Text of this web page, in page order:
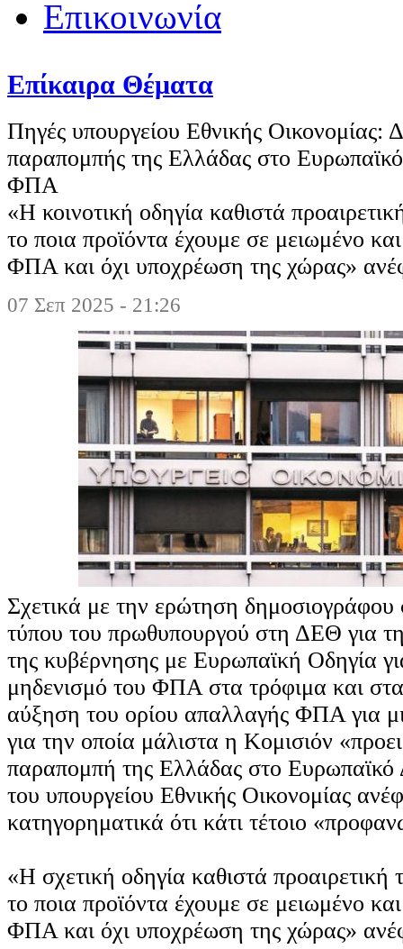
Επικοινωνία
Επίκαιρα Θέματα
Πηγές υπουργείου Εθνικής Οικονομίας:
παραπομπής της Ελλάδας στο Ευρωπαϊκό
ΦΠΑ
«Η κοινοτική οδηγία καθιστά
το ποια προϊόντα έχουμε σε μειωμένο
ΦΠΑ και όχι υποχρέωση της χώρας»
07 Σεπ 2025 - 21:26
Σχετικά με την ερώτηση δημοσιογράφου
τύπου του πρωθυπουργού στη ΔΕΘ για
της κυβέρνησης με Ευρωπαϊκή Οδηγία
μηδενισμό του ΦΠΑ στα τρόφιμα και
αύξηση του ορίου απαλλαγής ΦΠΑ για
για την οποία μάλιστα η Κομισιόν
παραπομπή της Ελλάδας στο Ευρωπαϊκό
του υπουργείου Εθνικής Οικονομίας
κατηγορηματικά ότι κάτι τέτοιο
«Η σχετική οδηγία καθιστά προαιρετική
το ποια προϊόντα έχουμε σε μειωμένο
ΦΠΑ και όχι υποχρέωση της χώρας»